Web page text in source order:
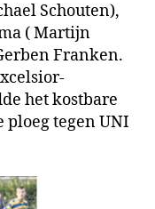
Schouten),
( Martijn
Franken.
het kostbare
ploeg tegen UNI